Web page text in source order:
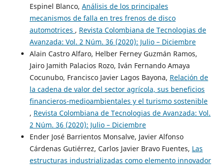
Espinel Blanco, Análisis de los principales
mecanismos de falla en tres frenos de disco
automotrices , Revista Colombiana de Tecnologias de
Avanzada: Vol. 2 Núm. 36 (2020): Julio – Diciembre
Alain Castro Alfaro, Helber Ferney Guzmán Ramos,
Jairo Jamith Palacios Rozo, Iván Fernando Amaya
Cocunubo, Francisco Javier Lagos Bayona, Relación de
la cadena de valor del sector agrícola, sus beneficios
financieros-medioambientales y el turismo sostenible
, Revista Colombiana de Tecnologias de Avanzada: Vol.
2 Núm. 36 (2020): Julio – Diciembre
Ender José Barrientos Monsalve, Javier Alfonso
Cárdenas Gutiérrez, Carlos Javier Bravo Fuentes, Las
estructuras industrializadas como elemento innovador